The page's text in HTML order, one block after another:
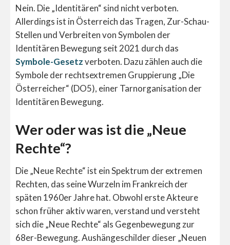
Nein. Die „Identitären“ sind nicht verboten.
Allerdings ist in Österreich das Tragen, Zur-Schau-
Stellen und Verbreiten von Symbolen der
Identitären Bewegung seit 2021 durch das
Symbole-Gesetzverboten. Dazu zählen auch die
Symbole der rechtsextremen Gruppierung „Die
Österreicher“ (DO5), einer Tarnorganisation der
Identitären Bewegung.
Wer oder was ist die „Neue
Rechte“?
Die „Neue Rechte“ ist ein Spektrum der extremen
Rechten, das seine Wurzeln im Frankreich der
späten 1960er Jahre hat. Obwohl erste Akteure
schon früher aktiv waren, verstand und versteht
sich die „Neue Rechte“ als Gegenbewegung zur
68er-Bewegung. Aushängeschilder dieser „Neuen